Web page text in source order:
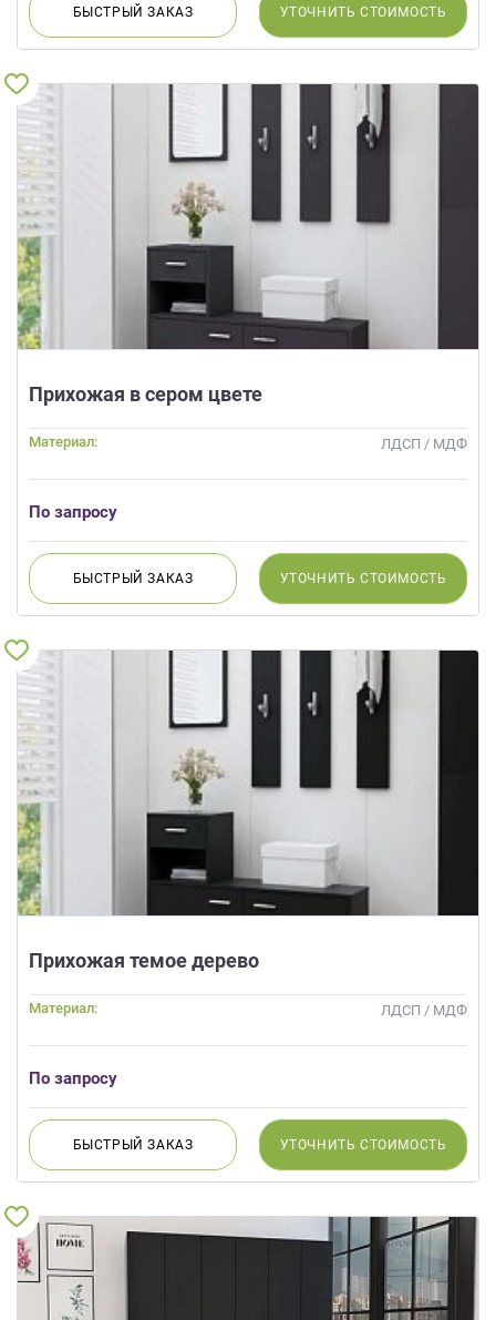
БЫСТРЫЙЗАКАЗ УТОЧНИТЬ СТОИМОСТЬ
Прихожая в сером цвете
Материал: ЛДСП / МДФ
По запросу
БЫСТРЫЙЗАКАЗ УТОЧНИТЬ СТОИМОСТЬ
Прихожая темое дерево
Материал: ЛДСП / МДФ
По запросу
БЫСТРЫЙЗАКАЗ УТОЧНИТЬ СТОИМОСТЬ